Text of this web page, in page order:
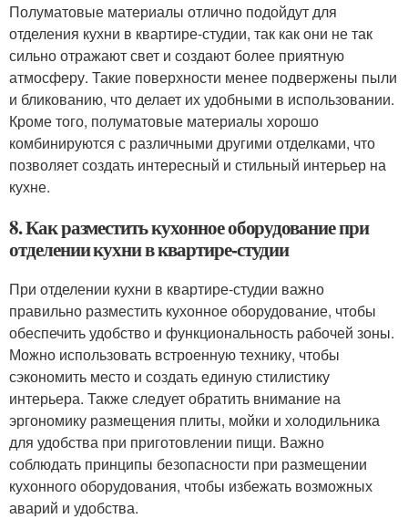
Полуматовые материалы отлично подойдут для
отделения кухни в квартире-студии, так как они не так
сильно отражают свет и создают более приятную
атмосферу. Такие поверхности менее подвержены пыли
и бликованию, что делает их удобными в использовании.
Кроме того, полуматовые материалы хорошо
комбинируются с различными другими отделками, что
позволяет создать интересный и стильный интерьер на
кухне.
8. Как разместить кухонное оборудование при
отделении кухни в квартире-студии
При отделении кухни в квартире-студии важно
правильно разместить кухонное оборудование, чтобы
обеспечить удобство и функциональность рабочей зоны.
Можно использовать встроенную технику, чтобы
сэкономить место и создать единую стилистику
интерьера. Также следует обратить внимание на
эргономику размещения плиты, мойки и холодильника
для удобства при приготовлении пищи. Важно
соблюдать принципы безопасности при размещении
кухонного оборудования, чтобы избежать возможных
аварий и удобства.